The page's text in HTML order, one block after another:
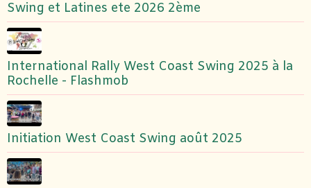
Swing et Latines ete 2026 2ème
International Rally West Coast Swing 2025 à la
Rochelle - Flashmob
Initiation West Coast Swing août 2025